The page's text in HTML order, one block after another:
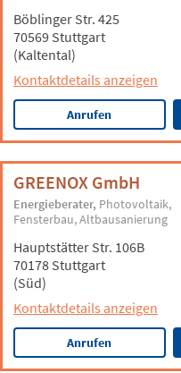
Böblinger Str. 425
70569 Stuttgart
(Kaltental)
Kontaktdetails anzeigen
Anrufen
GREENOX GmbH
Energieberater Photovoltaik
Fensterbau Altbausanierung
Hauptstätter Str. 106B
70178 Stuttgart
(Süd)
Kontaktdetails anzeigen
Anrufen